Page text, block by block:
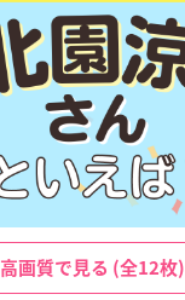
高画質で見る (全12枚)